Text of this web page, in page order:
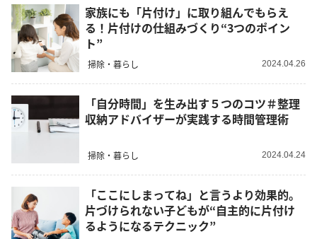
家族にも「片付け」に取り組んでもらえ
る！片付けの仕組みづくり“3つのポイン
ト”
掃除・暮らし 2024.04.26
「自分時間」を生み出す５つのコツ＃整理
収納アドバイザーが実践する時間管理術
掃除・暮らし 2024.04.24
「ここにしまってね」と言うより効果的。
片づけられない子どもが“自主的に片付け
るようになるテクニック”